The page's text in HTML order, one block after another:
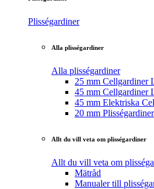
Plisségardiner
Alla plisségardiner
Alla plisségardiner
25 mm Cellgardiner
45 mm Cellgardiner
45 mm Elektriska
20 mm
Allt du vill veta om plisségardiner
Allt du vill veta om
Mätråd
Manualer till